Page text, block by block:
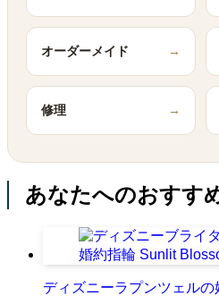
オーダーメイド →
修理 →
あなたへのおすす
ディズニーラプンツェル